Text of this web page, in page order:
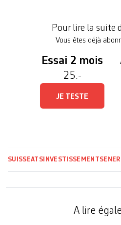
actions […]
Pour lire la suite
Vous êtes déjà
Essai 2 mois
25.-
JE TESTE
SUISSEATS INVESTISSEMENTS
A lire